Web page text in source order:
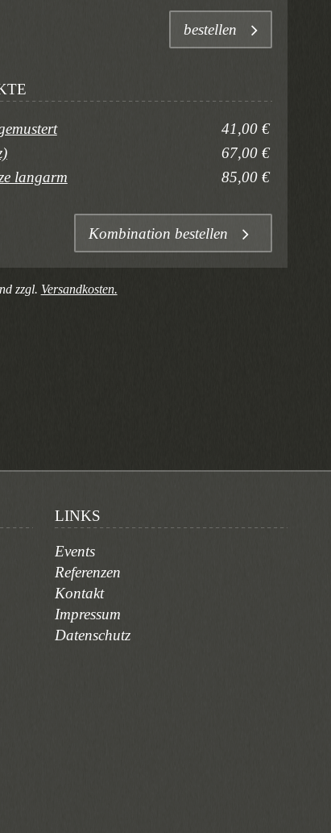
bestellen
41,00 €
67,00 €
langarm
85,00 €
Kombination bestellen
zzgl. Versandkosten.
LINKS
Events
Referenzen
Kontakt
Impressum
Datenschutz